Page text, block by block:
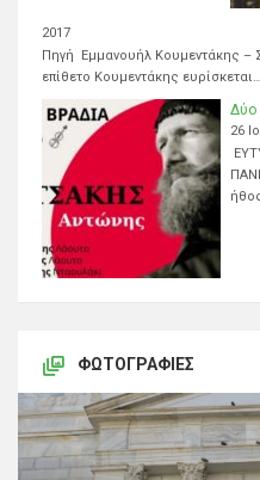
2017
Πηγή Εμμανουήλ Κουμεντάκης
επίθετο Κουμεντάκης ευρίσκεται…
Δύο
26
ΦΩΤΟΓΡΑΦΊΕΣ